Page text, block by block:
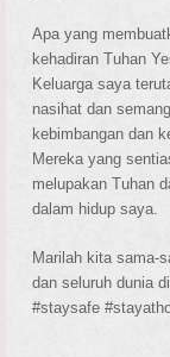
Apa yang
kehadiran Tuhan
Keluarga saya
nasihat dan
kebimbangan dan
Mereka yang
melupakan Tuhan
dalam hidup saya.
Marilah kita sama-
dan seluruh dunia
#staysafe